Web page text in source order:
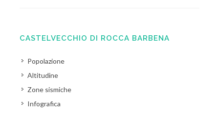
CASTELVECCHIO DI ROCCA BARBENA
Popolazione
Altitudine
Zone sismiche
Infografica